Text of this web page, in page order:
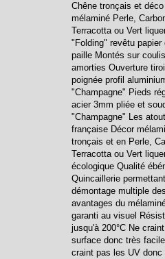
Chêne tronçais et
mélaminé Perle,
Terracotta ou Vert
"Folding" revêtu
paille Montés sur
amorties Ouverture
poignée profil
"Champagne" Pieds
acier 3mm pliée et
"Champagne" Les
française Décor
tronçais et en Perle,
Terracotta ou Vert
écologique Qualité
Quincaillerie
démontage multiple
avantages du
garanti au visuel
jusqu'à 200°C Ne
surface donc très
craint pas les UV donc